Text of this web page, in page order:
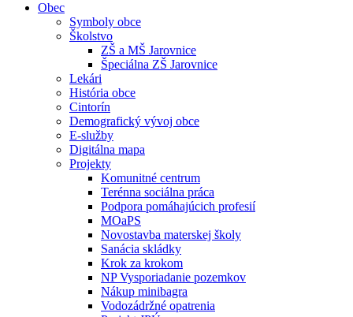
Obec
Symboly obce
Školstvo
ZŠ a MŠ Jarovnice
Špeciálna ZŠ Jarovnice
Lekári
História obce
Cintorín
Demografický vývoj obce
E-služby
Digitálna mapa
Projekty
Komunitné centrum
Terénna sociálna práca
Podpora pomáhajúcich profesií
MOaPS
Novostavba materskej školy
Sanácia skládky
Krok za krokom
NP Vysporiadanie pozemkov
Nákup minibagra
Vodozádržné opatrenia